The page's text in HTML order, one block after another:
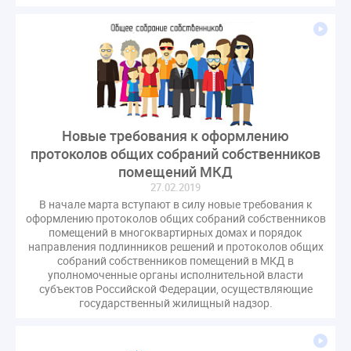
Стандарты и качество
встреча
налоговая реформа
общее собрание собственников
ответственность
перерасчет платы
тарифы
штраф
ВОК
Всероссийское совещание
ГД
Госсовет
ЕИРЦ
Жилищная инспекция
Закон Хинштейна
Исследования
МВД
Минфин НДС
Общественная палата
Проект
Рабочая группа
Регулирование Персональные данные ЕГРН
СРО регулирование ГЖИ лицензирование надзор
Совет Федерации
Сотрудничество
вебинар
Новые требования к оформлению
протоколов общих собраний собственников
помещений МКД
27.02.2019
В начале марта вступают в силу новые требования к
оформлению протоколов общих собраний собственников
помещений в многоквартирных домах и порядок
направления подлинников решений и протоколов общих
собраний собственников помещений в МКД в
уполномоченные органы исполнительной власти
субъектов Российской Федерации, осуществляющие
государственный жилищный надзор.